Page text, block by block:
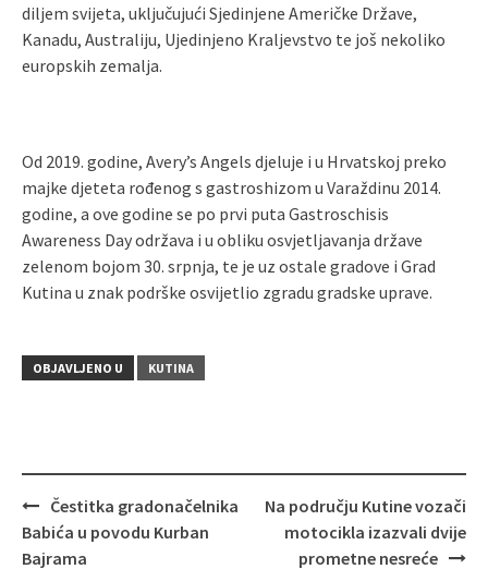
diljem svijeta, uključujući Sjedinjene Američke Države,
Kanadu, Australiju, Ujedinjeno Kraljevstvo te još nekoliko
europskih zemalja.
Od 2019. godine, Avery’s Angels djeluje i u Hrvatskoj preko
majke djeteta rođenog s gastroshizom u Varaždinu 2014.
godine, a ove godine se po prvi puta Gastroschisis
Awareness Day održava i u obliku osvjetljavanja države
zelenom bojom 30. srpnja, te je uz ostale gradove i Grad
Kutina u znak podrške osvijetlio zgradu gradske uprave.
OBJAVLJENO U KUTINA
Navigacija
objava
Čestitka gradonačelnika
Babića u povodu Kurban
Bajrama
Na području Kutine vozači
motocikla izazvali dvije
prometne nesreće